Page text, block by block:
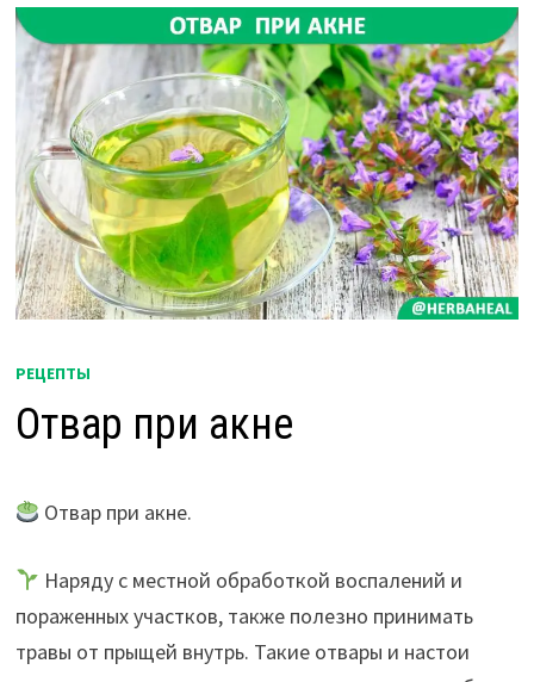
РЕЦЕПТЫ
Отвар при акне
Отвар при акне.
Наряду с местной обработкой воспалений и
пораженных участков, также полезно принимать
травы от прыщей внутрь. Такие отвары и настои